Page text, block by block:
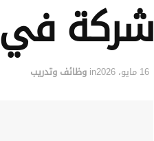
شركة
16 مايو، 2026 in وظائف وتدريب